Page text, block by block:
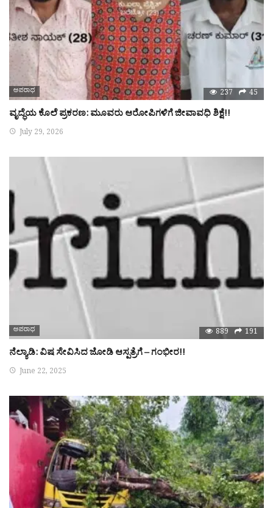
ಅಪರಾಧ 237 45
ವೃದ್ಧೆಯ ಕೊಲೆ ಪ್ರಕರಣ: ಮೂವರು ಆರೋಪಿಗಳಿಗೆ ಜೀವಾವಧಿ ಶಿಕ್ಷೆ!!
July 29, 2026
ಅಪರಾಧ 889 191
ನೆಲ್ಯಾಡಿ: ವಿಷ ಸೇವಿಸಿದ ಜೋಡಿ ಆಸ್ಪತ್ರೆಗೆ – ಗಂಭೀರ!!
June 22, 2025